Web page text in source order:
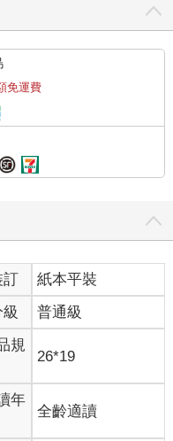
免運費
訂
紙本平裝
普通級
規
26*19
年
全齡適讀